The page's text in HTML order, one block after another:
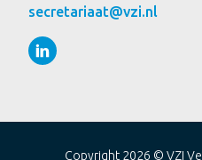
secretariaat@vzi.nl
Copyright 2026 © VZI